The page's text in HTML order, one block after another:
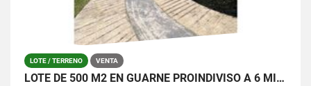
LOTE / TERRENO VENTA
LOTE DE 500 M2 EN GUARNE PROINDIVISO A 6 MINUTOS DE LA AUTOPISTA